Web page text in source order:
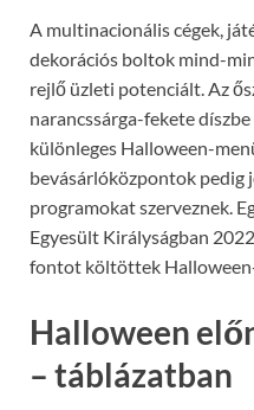
A multinacionális cégek,
dekorációs boltok mind-
rejlő üzleti potenciált. Az
narancssárga-fekete
különleges Halloween-
bevásárlóközpontok pedig
programokat szerveznek.
Egyesült Királyságban
fontot költöttek
Halloween
– táblázatban